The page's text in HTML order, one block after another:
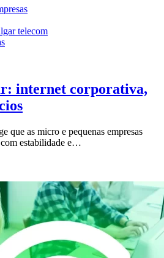
telecom
internet corporativa,
que as micro e pequenas empresas
com estabilidade e…